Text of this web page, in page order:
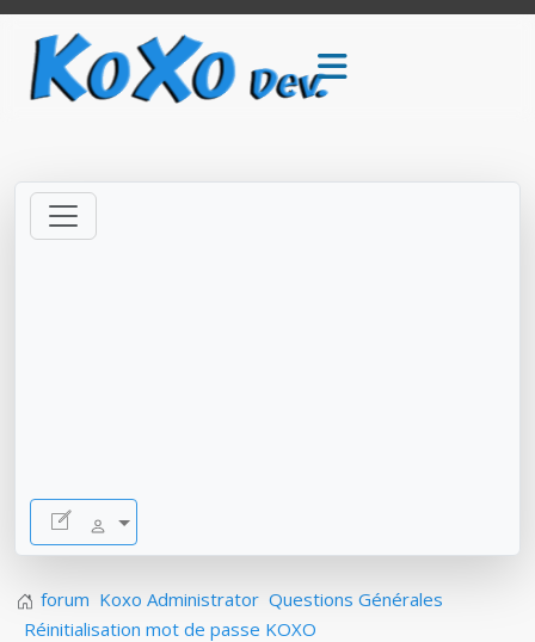
forum Koxo Administrator Questions Générales
Réinitialisation mot de passe KOXO